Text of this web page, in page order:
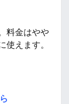
料金はやや
使えます。